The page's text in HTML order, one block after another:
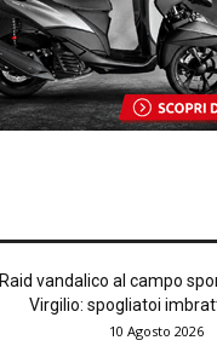
Raid vandalico al campo
Virgilio: spogliatoi
10 Agosto 2026